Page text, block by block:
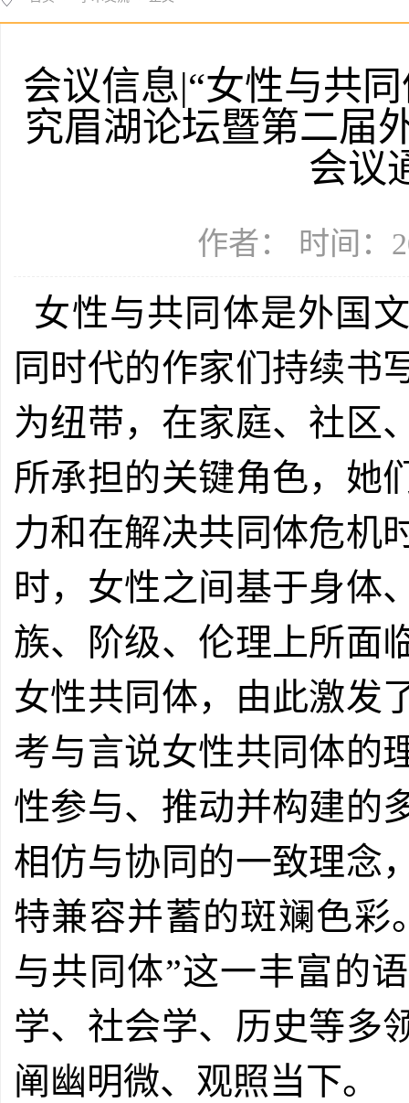
会议信息|“女性与共
究眉湖论坛暨第二届
会议
作者： 时间：
女性与共同体是外国
同时代的作家们持续书
为纽带，在家庭、社区
所承担的关键角色，她
力和在解决共同体危机
时，女性之间基于身体
族、阶级、伦理上所面
女性共同体，由此激发
考与言说女性共同体的
性参与、推动并构建的
相仿与协同的一致理念
特兼容并蓄的斑斓色彩
与共同体”这一丰富的
学、社会学、历史等多
阐幽明微、观照当下。